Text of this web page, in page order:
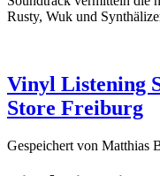
Rusty, Wuk und
Vinyl Listening
Store Freiburg
Gespeichert von Matthias